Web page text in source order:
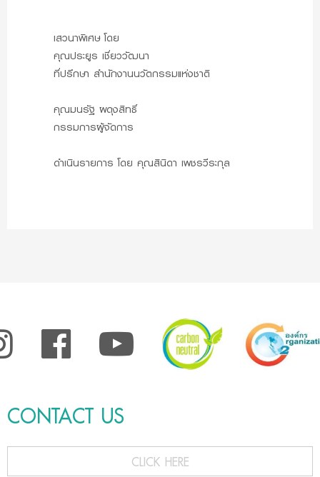
เสวนาพิเศษ โดย
คุณประยูร เชี่ยววัฒนา
ที่ปรึกษา สำนักงานนวัตกรรมแห่งชาติ
คุณมนรัฐ ผดุงสิทธิ์
กรรมการผู้จัดการ
ดำเนินรายการ โดย คุณสินิดา เพชรวีระกุล
CONTACT US
CLICK HERE